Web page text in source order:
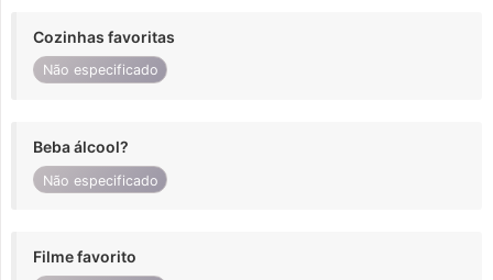
Cozinhas favoritas
Não especificado
Beba álcool?
Não especificado
Filme favorito